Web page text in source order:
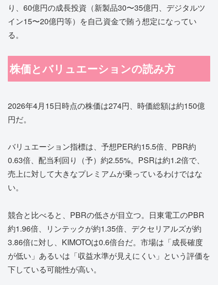
り、60億円の成長投資（新製品30〜35億円、デジタルツ
イン15〜20億円等）を自己資金で賄う想定になってい
る。
株価とバリュエーションの読み方
2026年4月15日時点の株価は274円、時価総額は約150億
円だ。
バリュエーション指標は、予想PER約15.5倍、PBR約
0.63倍、配当利回り（予）約2.55%。PSRは約1.2倍で、
売上に対して大きなプレミアムが乗っているわけではな
い。
競合と比べると、PBRの低さが目立つ。日東電工のPBR
約1.96倍、リンテックが約1.35倍、デクセリアルズが約
3.86倍に対し、KIMOTOは0.6倍台だ。市場は「成長確度
が低い」あるいは「収益水準が見えにくい」という評価を
下している可能性が高い。